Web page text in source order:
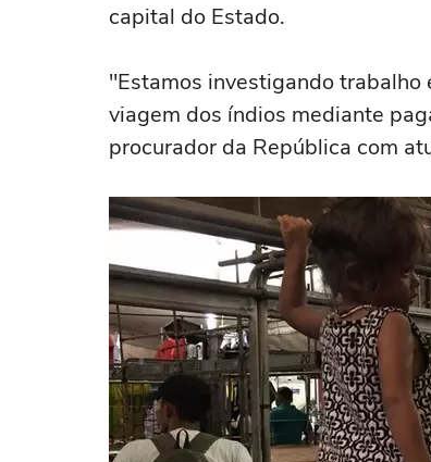
capital do Estado.
"Estamos investigando trabalho
viagem dos índios mediante
procurador da República com